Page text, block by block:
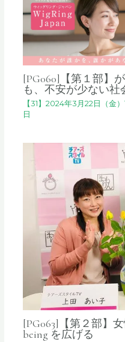
[PG060]【第１部】
も、不安が少ない社
【31】2024年3月22日（金
日
[PG063]【第２部】
being を広げる